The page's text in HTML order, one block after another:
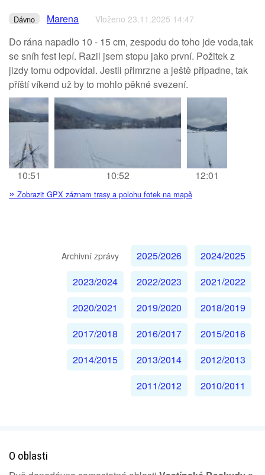
Dávno Marena Vloženo 23.11.2025 14:47
Do rána napadlo 10 - 15 cm, zespodu do toho jde voda,tak
se sníh fest lepí. Razil jsem stopu jako první. Požitek z
jizdy tomu odpovídal. Jestli přimrzne a ještě připadne, tak
příští víkend už by to mohlo pěkné svezení.
10:51 10:52 12:01
» Zobrazit GPX záznam trasy a polohu fotek na mapě
Archivní zprávy 2025/2026
2024/2025
2023/2024
2022/2023
2021/2022
2020/2021
2019/2020
2018/2019
2017/2018
2016/2017
2015/2016
2014/2015
2013/2014
2012/2013
2011/2012
2010/2011
O oblasti